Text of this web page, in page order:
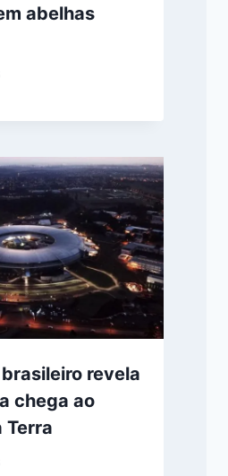
abelhas
revela
chega ao
Terra